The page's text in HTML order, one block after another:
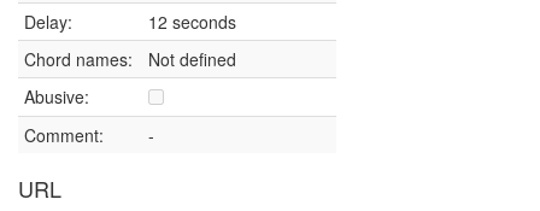
Delay:
12 seconds
Chord names:
Not defined
Abusive:
Comment:
-
URL